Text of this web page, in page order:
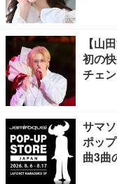
【山
初の
チェ
サマ
ポッ
曲3曲